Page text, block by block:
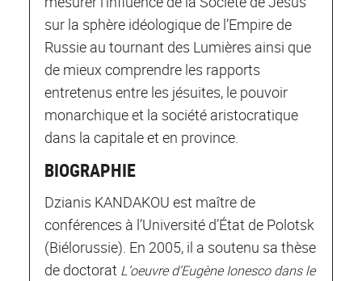
sur la sphère idéologique de l’Empire de
Russie au tournant des Lumières ainsi que
de mieux comprendre les rapports
entretenus entre les jésuites, le pouvoir
monarchique et la société aristocratique
dans la capitale et en province.
BIOGRAPHIE
Dzianis KANDAKOU est maître de
conférences à l’Université d’État de Polotsk
(Biélorussie). En 2005, il a soutenu sa thèse
de doctorat L’oeuvre d’Eugène Ionesco dans le